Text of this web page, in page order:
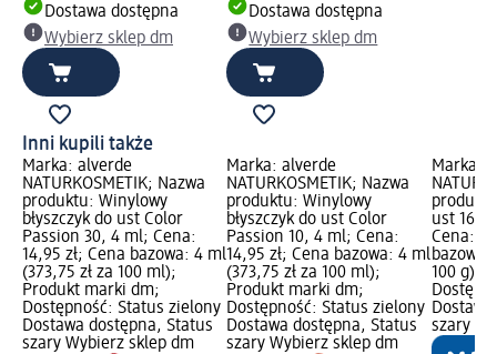
Dostawa dostępna
Wybierz sklep dm
Dostawa dostępna
Wybierz sklep dm
Inni kupili także
Marka: alverde
NATURKOSMETIK; Nazwa
produktu: Winylowy
błyszczyk do ust Color
Passion 30, 4 ml; Cena:
14,95 zł; Cena bazowa: 4 ml
(373,75 zł za 100 ml);
Produkt marki dm;
Dostępność: Status zielony
Dostawa dostępna, Status
szary Wybierz sklep dm
Marka: alverde
NATURKOSMETIK; Nazwa
produktu: Winylowy
błyszczyk do ust Color
Passion 10, 4 ml; Cena:
14,95 zł; Cena bazowa: 4 ml
(373,75 zł za 100 ml);
Produkt marki dm;
Dostępność: Status zielony
Dostawa dostępna, Status
szary Wybierz sklep dm
Marka:
ust 16
Cena:
bazowa:
100 g);
szary